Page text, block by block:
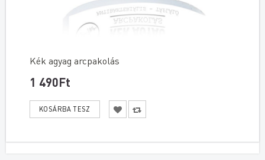
Kék agyag arcpakolás
1 490Ft